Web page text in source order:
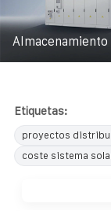
Etiquetas:
proyectos
coste sistema